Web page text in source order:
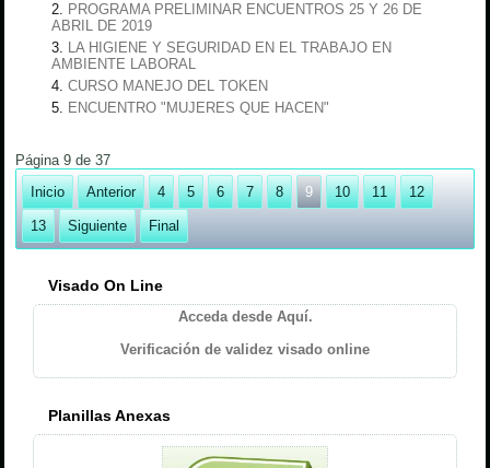
PROGRAMA PRELIMINAR ENCUENTROS 25 Y 26 DE
ABRIL DE 2019
LA HIGIENE Y SEGURIDAD EN EL TRABAJO EN
AMBIENTE LABORAL
CURSO MANEJO DEL TOKEN
ENCUENTRO "MUJERES QUE HACEN"
Página 9 de 37
Inicio
Anterior 4 5 6 7 8 9 10 11 12
13 Siguiente Final
Visado On Line
Acceda desde Aquí.
Verificación de validez visado online
Planillas Anexas